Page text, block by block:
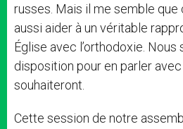
russes. Mais il me semble
aussi aider à un véritable
Église avec l’orthodoxie. Nous
disposition pour en parler
souhaiteront.
Cette session de notre